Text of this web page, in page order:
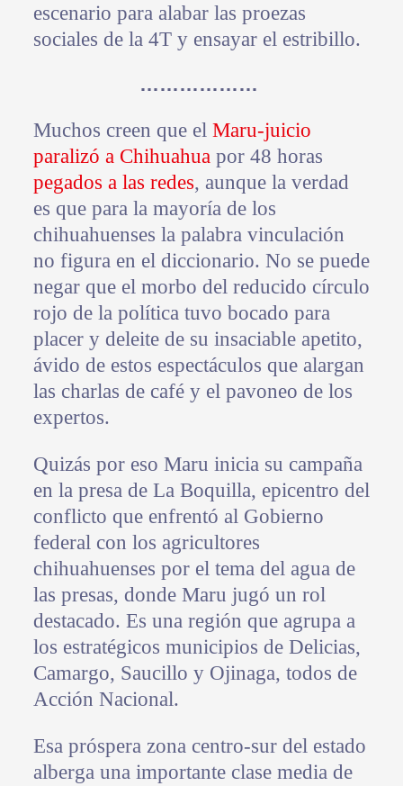
escenario para alabar las proezas
sociales de la 4T y ensayar el estribillo.
………………
Muchos creen que el Maru-juicio
paralizó a Chihuahuapor 48 horas
pegados a las redes, aunque la verdad
es que para la mayoría de los
chihuahuenses la palabra vinculación
no figura en el diccionario. No se puede
negar que el morbo del reducido círculo
rojo de la política tuvo bocado para
placer y deleite de su insaciable apetito,
ávido de estos espectáculos que alargan
las charlas de café y el pavoneo de los
expertos.
Quizás por eso Maru inicia su campaña
en la presa de La Boquilla, epicentro del
conflicto que enfrentó al Gobierno
federal con los agricultores
chihuahuenses por el tema del agua de
las presas, donde Maru jugó un rol
destacado. Es una región que agrupa a
los estratégicos municipios de Delicias,
Camargo, Saucillo y Ojinaga, todos de
Acción Nacional.
Esa próspera zona centro-sur del estado
alberga una importante clase media de